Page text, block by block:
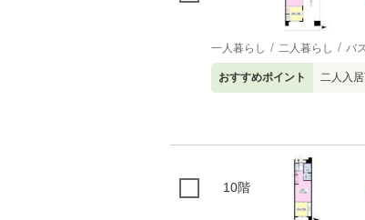
一人暮らし 二人暮らし バ
おすすめポイント 二人入
10階